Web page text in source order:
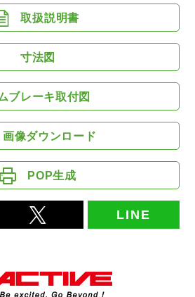
取扱説明書
寸法図
ブレーキ取付図
画像ダウンロード
POP生成
LINE